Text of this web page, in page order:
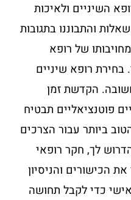
השיניים ולאיכות
והתבוננו בתגובות
של רופא
בחירת רופא שיניים
הקדשת זמן
פוטנציאליים תבטיח
ביותר עבור הצרכים
לך, חקר רופאי
הכישורים והניסיון
כדי לקבל תחושה